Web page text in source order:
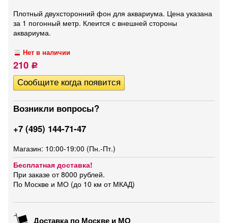
Плотный двухсторонний фон для аквариума. Цена указана
за 1 погонный метр. Клеится с внешней стороны
аквариума.
Нет в наличии
210 Р
Возникли вопросы?
+7 (495) 144-71-47
Магазин: 10:00-19:00 (Пн.-Пт.)
Бесплатная доставка!
При заказе от 8000 рублей.
По Москве и МО (до 10 км от МКАД)
Доставка по Москве и МО